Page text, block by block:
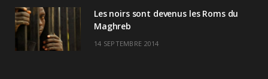
Les noirs sont devenus les Roms du
Maghreb
14 SEPTEMBRE 2014